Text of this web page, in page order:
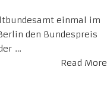
einmal im
den Bundespreis
…
Read More